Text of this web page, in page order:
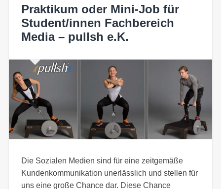
Praktikum oder Mini-Job für
Student/innen Fachbereich
Media – pullsh e.K.
Die Sozialen Medien sind für eine zeitgemäße
Kundenkommunikation unerlässlich und stellen für
uns eine große Chance dar. Diese Chance